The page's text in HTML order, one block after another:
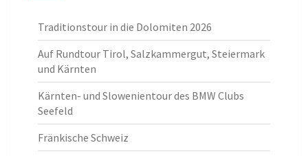
Traditionstour in die Dolomiten 2026
Auf Rundtour Tirol, Salzkammergut, Steiermark
und Kärnten
Kärnten- und Slowenientour des BMW Clubs
Seefeld
Fränkische Schweiz